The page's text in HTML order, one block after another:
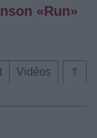
«Run»
⇑
Vidéos